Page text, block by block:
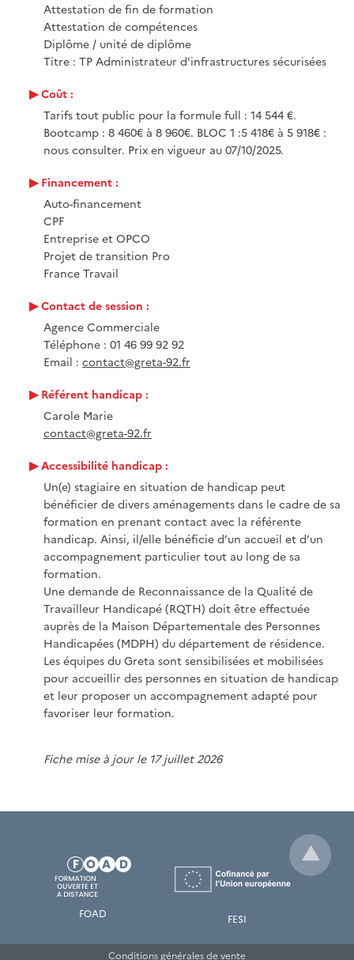
Attestation de fin de formation
Attestation de compétences
Diplôme / unité de diplôme
Titre : TP Administrateur d'infrastructures sécurisées
Coût :
Tarifs tout public pour la formule full : 14 544 €.
Bootcamp : 8 460€ à 8 960€. BLOC 1 :5 418€ à 5 918€ :
nous consulter. Prix en vigueur au 07/10/2025.
Financement :
Auto-financement
CPF
Entreprise et OPCO
Projet de transition Pro
France Travail
Contact de session :
Agence Commerciale
Téléphone : 01 46 99 92 92
Email : contact@greta-92.fr
Référent handicap :
Carole Marie
contact@greta-92.fr
Accessibilité handicap :
Un(e) stagiaire en situation de handicap peut
bénéficier de divers aménagements dans le cadre de sa
formation en prenant contact avec la référente
handicap. Ainsi, il/elle bénéficie d’un accueil et d’un
accompagnement particulier tout au long de sa
formation.
Une demande de Reconnaissance de la Qualité de
Travailleur Handicapé (RQTH) doit être effectuée
auprès de la Maison Départementale des Personnes
Handicapées (MDPH) du département de résidence.
Les équipes du Greta sont sensibilisées et mobilisées
pour accueillir des personnes en situation de handicap
et leur proposer un accompagnement adapté pour
favoriser leur formation.
Fiche mise à jour le 17 juillet 2026
FOAD FESI
Conditions générales de vente